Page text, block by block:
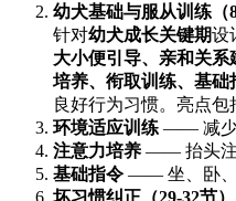
幼犬基础与服从训练（
针对幼犬成长关键期设
大小便引导、亲和关系
培养、衔取训练、基础
良好行为习惯。亮点包
环境适应训练 —— 减少
注意力培养 —— 抬头注
基础指令 —— 坐、卧、